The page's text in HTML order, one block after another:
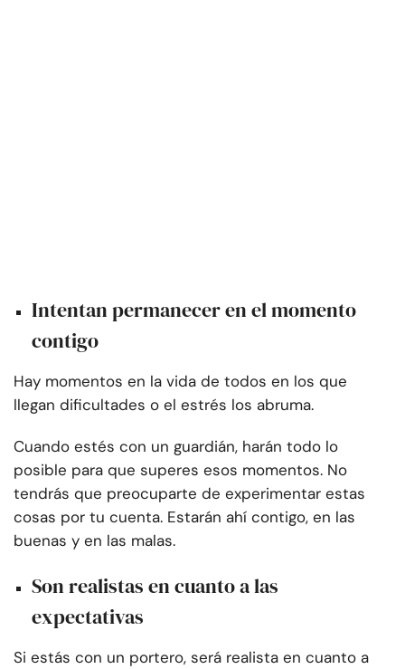
Intentan permanecer en el momento
contigo
Hay momentos en la vida de todos en los que
llegan dificultades o el estrés los abruma.
Cuando estés con un guardián, harán todo lo
posible para que superes esos momentos. No
tendrás que preocuparte de experimentar estas
cosas por tu cuenta. Estarán ahí contigo, en las
buenas y en las malas.
Son realistas en cuanto a las
expectativas
Si estás con un portero, será realista en cuanto a